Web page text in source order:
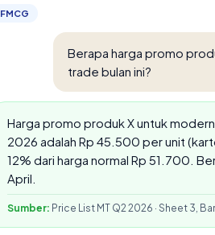
FMCG
Berapa harga promo
trade bulan ini?
Harga promo produk X untuk
2026 adalah Rp 45.500 per unit
12% dari harga normal Rp 51.700.
April.
Sumber: Price List MT Q2 2026 · Sheet 3,